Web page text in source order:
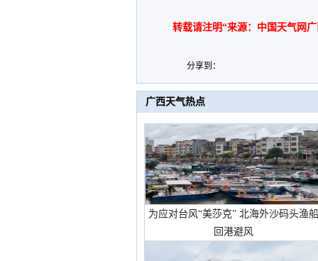
转载请注明“来源：中国天气网
分享到：
广西天气热点
为应对台风“美莎克” 北海外沙码头渔船
回港避风